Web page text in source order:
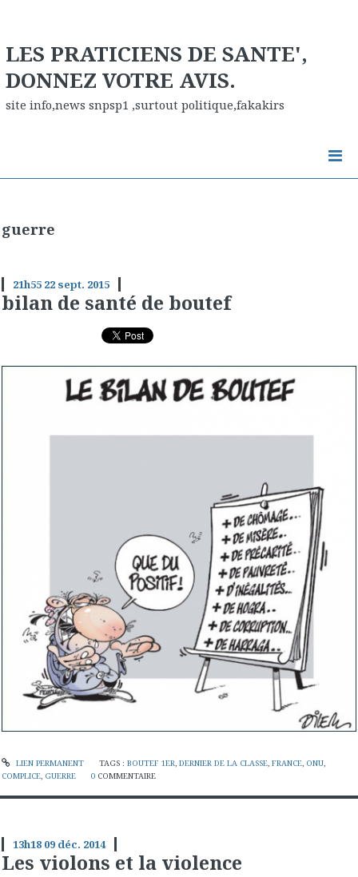
LES PRATICIENS DE SANTE',
DONNEZ VOTRE AVIS.
site info,news snpsp1 ,surtout politique,fakakirs
guerre
21h55 22 sept. 2015
bilan de santé de boutef
LIEN PERMANENT TAGS : BOUTEF 1ER, DERNIER DE LA CLASSE, FRANCE, ONU,
COMPLICE, GUERRE 0 COMMENTAIRE
13h18 09 déc. 2014
Les violons et la violence